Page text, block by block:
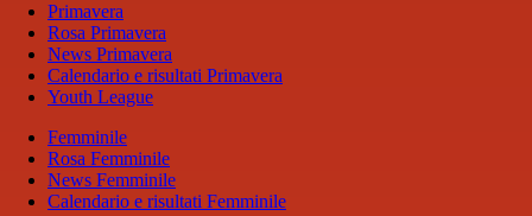
Primavera
Rosa Primavera
News Primavera
Calendario e risultati Primavera
Youth League
Femminile
Rosa Femminile
News Femminile
Calendario e risultati Femminile